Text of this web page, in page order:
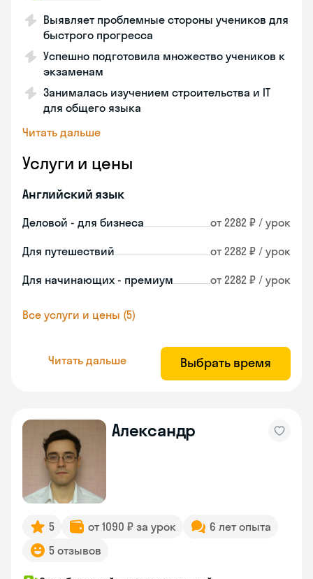
Выявляет проблемные стороны учеников для
быстрого прогресса
Успешно подготовила множество учеников к
экзаменам
Занималась изучением строительства и IT
для общего языка
Читать дальше
Услуги и цены
Английский язык
Деловой - для бизнеса от 2282 ₽ / урок
Для путешествий от 2282 ₽ / урок
Для начинающих - премиум от 2282 ₽ / урок
Все услуги и цены (5)
Читать дальше Выбрать время
Александр
5 от 1090 ₽ за урок
6 лет опыта
5 отзывов